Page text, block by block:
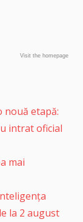
Visit the homepage
nouă etapă:
intrat oficial
mai
la 2 august